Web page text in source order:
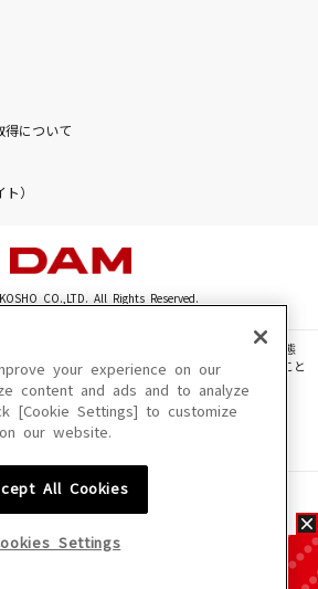
得について
）
CO.,LTD. All Rights Reserved.
切の文章・画像・写真・動画・音声等を、手段や形態
囲を超えて無断で複製、転載、ファイル化などすること
よりご利用いただけない場合があります。
信内容が変更になる場合があります。
your experience on our
content and ads and to analyze
[Cookie Settings] to customize
our website.
All Cookies
Settings